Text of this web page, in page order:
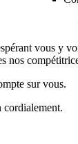
vous y
nos
sur vous.
cordialement.